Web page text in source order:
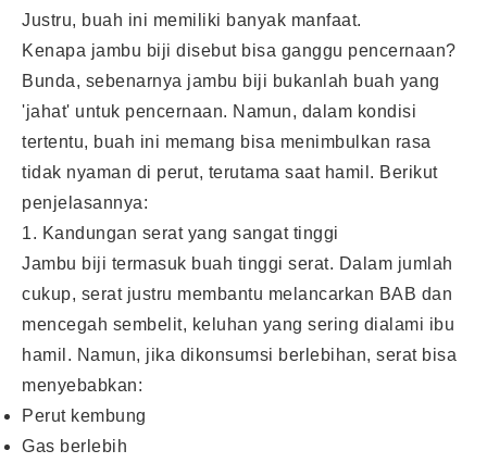
Justru, buah ini memiliki banyak manfaat.
Kenapa jambu biji disebut bisa ganggu pencernaan?
Bunda, sebenarnya jambu biji bukanlah buah yang
'jahat' untuk pencernaan. Namun, dalam kondisi
tertentu, buah ini memang bisa menimbulkan rasa
tidak nyaman di perut, terutama saat hamil. Berikut
penjelasannya:
1. Kandungan serat yang sangat tinggi
Jambu biji termasuk buah tinggi serat. Dalam jumlah
cukup, serat justru membantu melancarkan BAB dan
mencegah sembelit, keluhan yang sering dialami ibu
hamil. Namun, jika dikonsumsi berlebihan, serat bisa
menyebabkan:
Perut kembung
Gas berlebih